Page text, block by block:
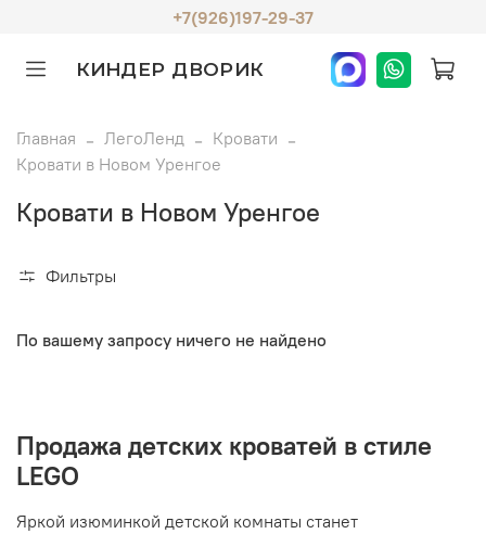
+7(926)197-29-37
КИНДЕР ДВОРИК
Главная ЛегоЛенд
Кровати
Кровати в Новом Уренгое
Кровати в Новом Уренгое
Фильтры
По вашему запросу ничего не найдено
Продажа детских кроватей в стиле
LEGO
Яркой изюминкой детской комнаты станет